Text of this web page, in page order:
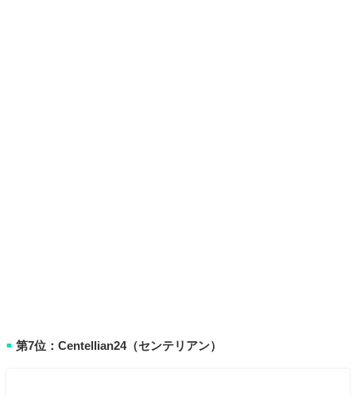
■ 第7位：Centellian24（センテリアン）